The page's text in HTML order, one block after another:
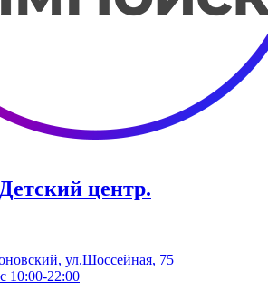
центр.
ул.Шоссейная, 75
10:00-22:00